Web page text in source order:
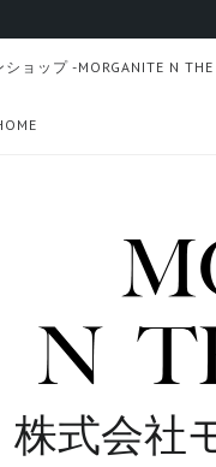
ョップ -MORGANITE N THE
株式会社